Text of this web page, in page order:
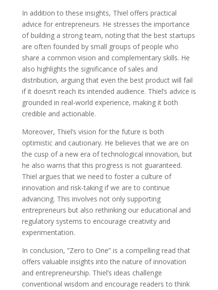
In addition to these insights, Thiel offers practical
advice for entrepreneurs. He stresses the importance
of building a strong team, noting that the best startups
are often founded by small groups of people who
share a common vision and complementary skills. He
also highlights the significance of sales and
distribution, arguing that even the best product will fail
if it doesn’t reach its intended audience. Thiel’s advice is
grounded in real-world experience, making it both
credible and actionable.
Moreover, Thiel’s vision for the future is both
optimistic and cautionary. He believes that we are on
the cusp of a new era of technological innovation, but
he also warns that this progress is not guaranteed.
Thiel argues that we need to foster a culture of
innovation and risk-taking if we are to continue
advancing. This involves not only supporting
entrepreneurs but also rethinking our educational and
regulatory systems to encourage creativity and
experimentation.
In conclusion, ”Zero to One” is a compelling read that
offers valuable insights into the nature of innovation
and entrepreneurship. Thiel’s ideas challenge
conventional wisdom and encourage readers to think